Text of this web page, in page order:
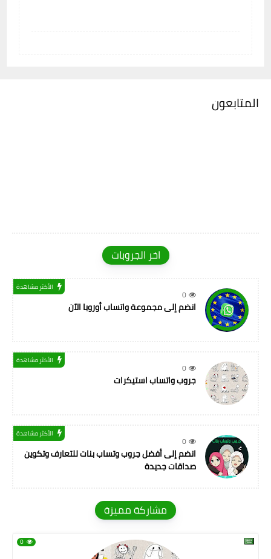
المتابعون
اخر الجروبات
0
الأكثر مشاهدة
انضم إلى مجموعة واتساب أوروبا الآن
0
الأكثر مشاهدة
جروب واتساب استيكرات
0
الأكثر مشاهدة
انضم إلى أفضل جروب وتساب بنات للتعارف وتكوين
صداقات جديدة
مشاركة مميزة
0